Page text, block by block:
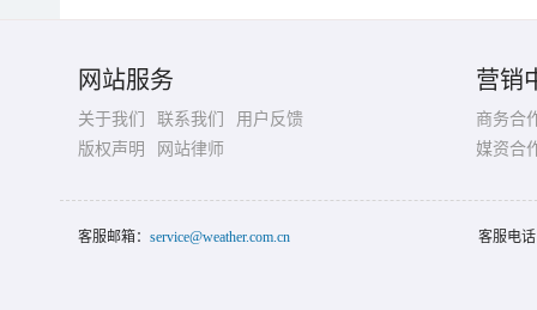
网站服务
关于我们 联系我们
用户反馈
版权声明
网站律师
营销
商务合
媒资合
客服邮箱： service@weather.com.cn 客服电